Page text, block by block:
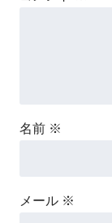
名前 ※
メール ※